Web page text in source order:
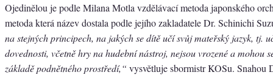
Ojedinělou je podle Milana Motla vzdělávací metoda japonského
metoda která název dostala podle jejího zakladatele Dr. Schinichi
na stejných principech, na jakých se dítě učí svůj mateřský jazyk, tj.
dovednosti, včetně hry na hudební nástroj, nejsou vrozené a mohou
základě podnětného prostředí,“ vysvětluje sbormistr KOSu. Snahou